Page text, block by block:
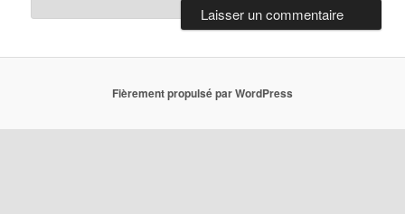
Fièrement propulsé par WordPress